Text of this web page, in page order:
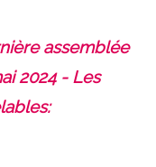
assemblée
2024 - Les